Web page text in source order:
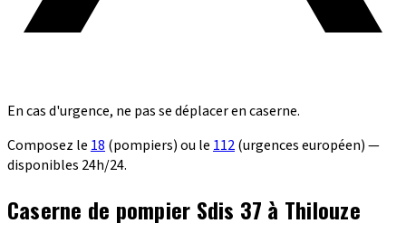
En cas d'urgence, ne pas se déplacer en caserne.
Composez le 18 (pompiers) ou le 112(urgences européen) —
disponibles 24h/24.
Caserne de pompier Sdis 37 à Thilouze